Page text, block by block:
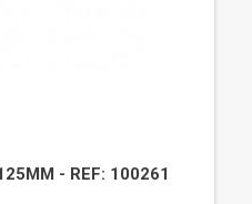
- REF: 100261